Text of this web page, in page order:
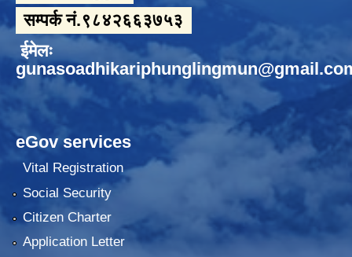
सम्पर्क नं.९८४२६६३७५३
ईमेलः
eGov services
Vital Registration
Social Security
Citizen Charter
Application Letter